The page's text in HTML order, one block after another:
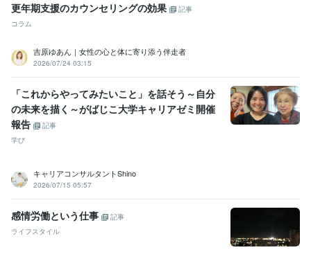
更年期支援のカウンセリングの効果
記事
コラム
吉原ゆあん｜女性の心と体に寄り添う伴走者
2026/07/24 03:15
「これからやってみたいこと」を話そう～自分
の未来を描く～がばじこ大学キャリアゼミ開催
報告
記事
学び
キャリアコンサルタントShino
2026/07/15 05:57
感情労働という仕事
記事
ライフスタイル